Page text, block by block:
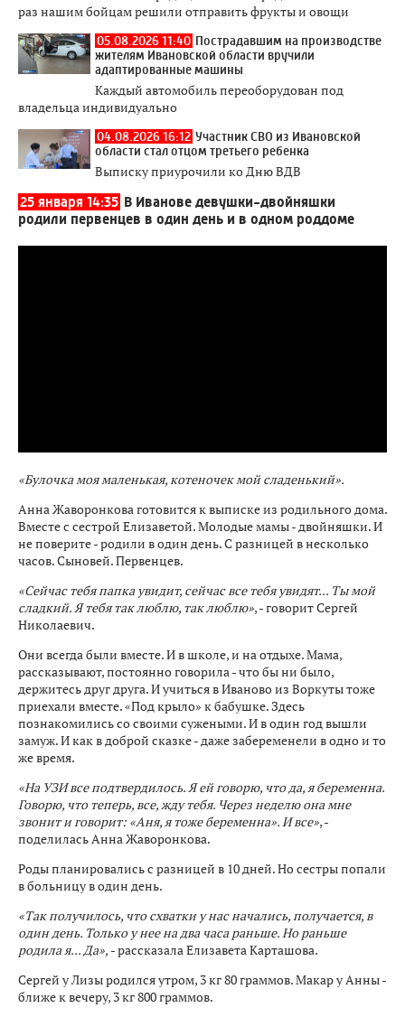
раз нашим бойцам решили отправить фрукты и овощи
05.08.2026 11:40 Пострадавшим на производстве
жителям Ивановской области вручили
адаптированные машины
Каждый автомобиль переоборудован под
владельца индивидуально
04.08.2026 16:12 Участник СВО из Ивановской
области стал отцом третьего ребенка
Выписку приурочили ко Дню ВДВ
25 января 14:35 В Иванове девушки-двойняшки
родили первенцев в один день и в одном роддоме
«Булочка моя маленькая, котеночек мой сладенький».
Анна Жаворонкова готовится к выписке из родильного дома.
Вместе с сестрой Елизаветой. Молодые мамы - двойняшки. И
не поверите - родили в один день. С разницей в несколько
часов. Сыновей. Первенцев.
«Сейчас тебя папка увидит, сейчас все тебя увидят... Ты мой
сладкий. Я тебя так люблю, так люблю», - говорит Сергей
Николаевич.
Они всегда были вместе. И в школе, и на отдыхе. Мама,
рассказывают, постоянно говорила - что бы ни было,
держитесь друг друга. И учиться в Иваново из Воркуты тоже
приехали вместе. «Под крыло» к бабушке. Здесь
познакомились со своими сужеными. И в один год вышли
замуж. И как в доброй сказке - даже забеременели в одно и то
же время.
«На УЗИ все подтвердилось. Я ей говорю, что да, я беременна.
Говорю, что теперь, все, жду тебя. Через неделю она мне
звонит и говорит: «Аня, я тоже беременна». И все», -
поделилась Анна Жаворонкова.
Роды планировались с разницей в 10 дней. Но сестры попали
в больницу в один день.
«Так получилось, что схватки у нас начались, получается, в
один день. Только у нее на два часа раньше. Но раньше
родила я... Да», - рассказала Елизавета Карташова.
Сергей у Лизы родился утром, 3 кг 80 граммов. Макар у Анны -
ближе к вечеру, 3 кг 800 граммов.